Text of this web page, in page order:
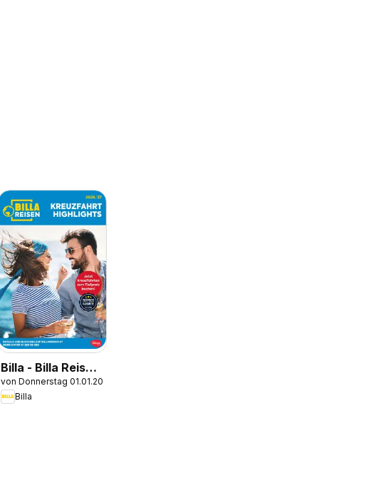
Billa - Billa Reise
Kreuzfahrten
Highlights
von Donnerstag 01.01.2026
Billa